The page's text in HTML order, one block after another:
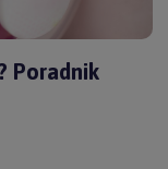
Poradnik